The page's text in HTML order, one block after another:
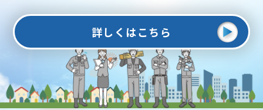
詳しくはこちら